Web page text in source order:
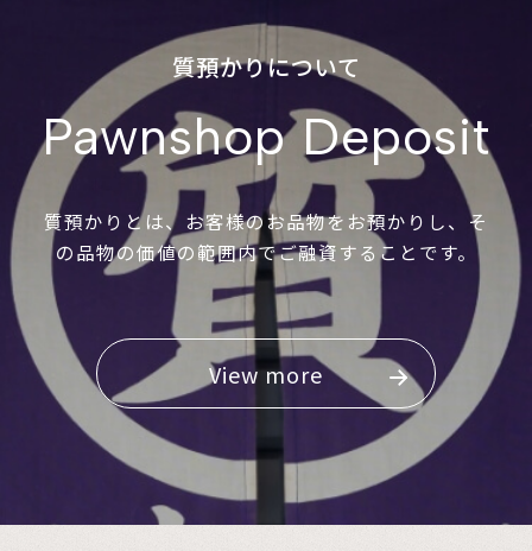
質預かりについて
Pawnshop Deposit
質預かりとは、お客様のお品物をお預かりし、そ
の品物の価値の範囲内でご融資することです。
View more